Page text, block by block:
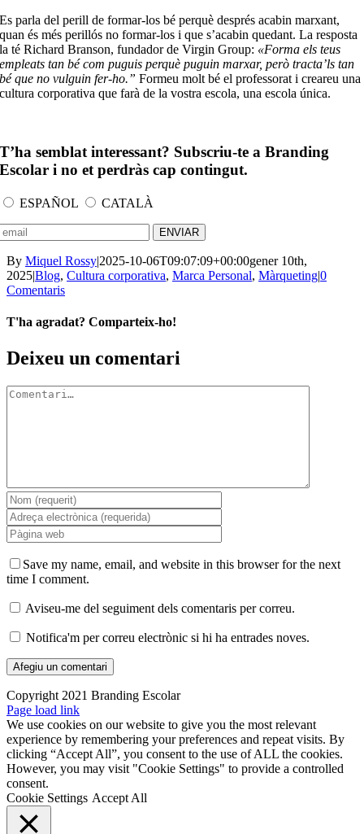
Es parla del perill de formar-los bé perquè després acabin marxant,
quan és més perillós no formar-los i que s’acabin quedant. La resposta
la té Richard Branson, fundador de Virgin Group: «Forma els teus
empleats tan bé com puguis perquè puguin marxar, però tracta’ls tan
bé que no vulguin fer-ho.”Formeu molt bé el professorat i creareu una
cultura corporativa que farà de la vostra escola, una escola única.
T’ha semblat interessant? Subscriu-te a Branding
Escolar i no et perdràs cap contingut.
ESPAÑOL CATALÀ
By Miquel Rossy|2025-10-06T09:07:09+00:00gener 10th,
2025|Blog, Cultura corporativa, Marca Personal, Màrqueting|0
Comentaris
T'ha agradat? Comparteix-ho!
Facebook
X
LinkedIn
WhatsApp
Telegram
Email:
Deixeu un comentari
Comment
Save my name, email, and website in this browser for the next
time I comment.
Aviseu-me del seguiment dels comentaris per correu.
Notifica'm per correu electrònic si hi ha entrades noves.
Copyright 2021 Branding Escolar
X
Instagram
LinkedIn
YouTube
Email:
Facebook
Page load link
We use cookies on our website to give you the most relevant
experience by remembering your preferences and repeat visits. By
clicking “Accept All”, you consent to the use of ALL the cookies.
However, you may visit "Cookie Settings" to provide a controlled
consent.
Cookie Settings Accept All